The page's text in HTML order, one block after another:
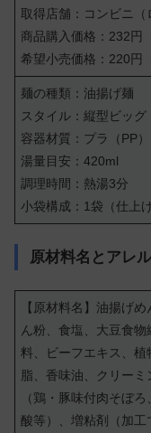
取得店舗：コンビニ（
商品購入価格：232円
希望小売価格：220円
麺の種類：油揚げ麺
スタイル：縦型ビッグ
容器材質：プラ（PP）
湯量目安：420ml
調理時間：熱湯3分
小袋構成：1袋（仕上
原材料名とアレ
【原材料名】油揚げ
ん粉、食塩、大豆食
料、ビーフエキス、
脂、香味油、クリー
（鶏・豚味付肉そぼ
酸等）、増粘剤（加